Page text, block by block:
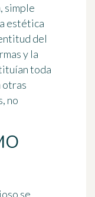
simple
estética
del
y la
toda
otras
no
se